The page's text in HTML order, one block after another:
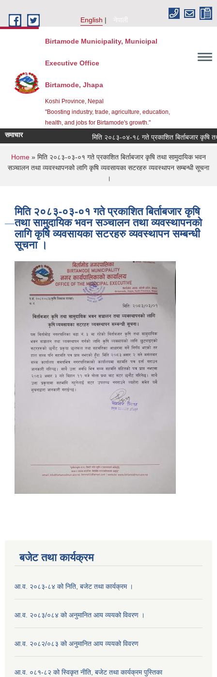
English
नेपाली
Birtamode Municipality, Municipal
Executive Office
Birtamode, Jhapa
Koshi Province, Nepal
"Boosting industry, trade, agriculture, education,
health, and jobs for Birtamode's growth."
समाचार मिति २०८३-०४-१८ गते प्रकाशित बिर्ताबजार कृषि तथा
You are here
Home » मिति २०८३-०३-०१ गते प्रकाशित बिर्ताबजार कृषि तथा सामुदायिक भवन
सञ्चालन तथा व्यवस्थापनको लागि कृषि व्यवसायका सटरहरु व्यवस्थापन सम्बन्धी सूचना
।
मिति २०८३-०३-०१ गते प्रकाशित बिर्ताबजार कृषि
तथा सामुदायिक भवन सञ्चालन तथा व्यवस्थापनको
लागि कृषि व्यवसायका सटरहरु व्यवस्थापन सम्बन्धी
सूचना ।
बजेट तथा कार्यक्रम
आ.व. २०८३-८४ को निति, बजेट तथा कार्यक्रम ।
आ.व. २०८३/०८४ को अनुमानित आय व्ययको विवरण ।
आ.व. २०८२/०८३ को अनुमानित आय व्ययको विवरण
आ.व. ०८१-८२ को स्विकृत नीति, बजेट तथा कार्यक्रम पुस्तिका